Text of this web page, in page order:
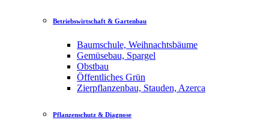
Betriebswirtschaft & Gartenbau
Baumschule, Weihnachtsbäume
Gemüsebau, Spargel
Obstbau
Öffentliches Grün
Zierpflanzenbau, Stauden, Azerca
Pflanzenschutz & Diagnose